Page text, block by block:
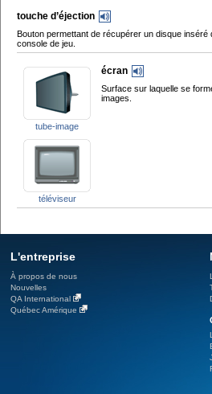
touche d’éjection
Bouton permettant de récupérer un disque inséré
console de jeu.
tube-image
téléviseur
écran
Surface sur laquelle se
images.
L'entreprise
À propos de nous
Nouvelles
QA International
Québec Amérique